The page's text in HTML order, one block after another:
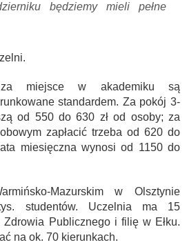
będziemy mieli pełne
za miejsce w akademiku są
standardem. Za pokój 3-
od 550 do 630 zł od osoby; za
zapłacić trzeba od 620 do
miesięczna wynosi od 1150 do
Mazurskim w Olsztynie
studentów. Uczelnia ma 15
Zdrowia Publicznego i filię w Ełku.
na ok. 70 kierunkach.